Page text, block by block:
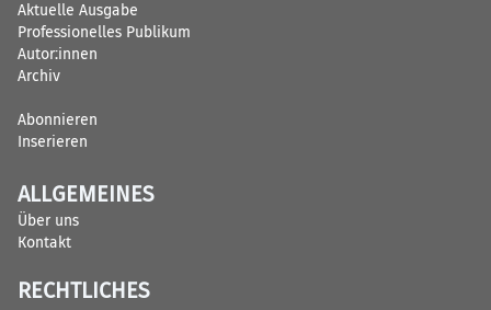
Aktuelle Ausgabe
Professionelles Publikum
Autor:innen
Archiv
Abonnieren
Inserieren
ALLGEMEINES
Über uns
Kontakt
RECHTLICHES